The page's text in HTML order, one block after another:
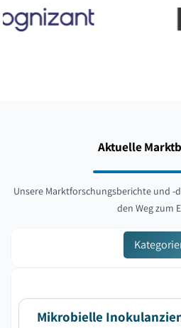
Aktuelle
Unsere Marktforschungsberichte und
den Weg zum
Mikrobielle